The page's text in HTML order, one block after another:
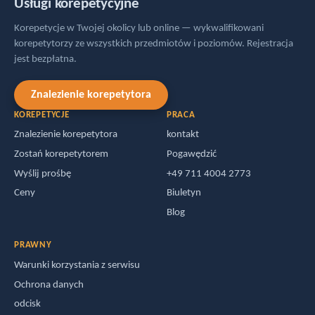
Nootropiki, które wspomagają koncentrację: Jak
mogą pomóc Ci w nauce
3 techniki oddechowe, które mogą poprawić
Twoje wyniki w nauce
Korepetycje z informatyki
5 powodów, dla których korepetycje mogą
Korepetycje z czasu Present Perfect Continuous
Więcej niż tylko nauka angielskiego.
Usługi korepetycyjne
Korepetycje w Twojej okolicy lub online — wykwalifikowani
korepetytorzy ze wszystkich przedmiotów i poziomów. Rejestracja
jest bezpłatna.
Znalezienie korepetytora
KOREPETYCJE
Znalezienie korepetytora
Zostań korepetytorem
Wyślij prośbę
Ceny
PRACA
kontakt
Pogawędzić
+49 711 4004 2773
Biuletyn
Blog
PRAWNY
Warunki korzystania z serwisu
Ochrona danych
odcisk